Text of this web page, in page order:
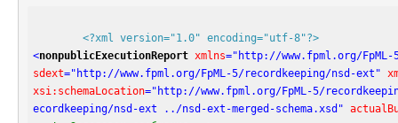
<?xml version="1.0" encoding="utf-8"?>
<nonpublicExecutionReport xmlns="http://www.fpml.org/FpML-
sdext="http://www.fpml.org/FpML-5/recordkeeping/nsd-ext"
xsi:schemaLocation="http://www.fpml.org/FpML-5/
ecordkeeping/nsd-ext ../nsd-ext-merged-schema.xsd"